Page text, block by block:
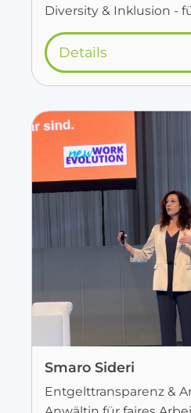
Diversity & Inklusion -
Details
Smaro Sideri
Entgelttransparenz &